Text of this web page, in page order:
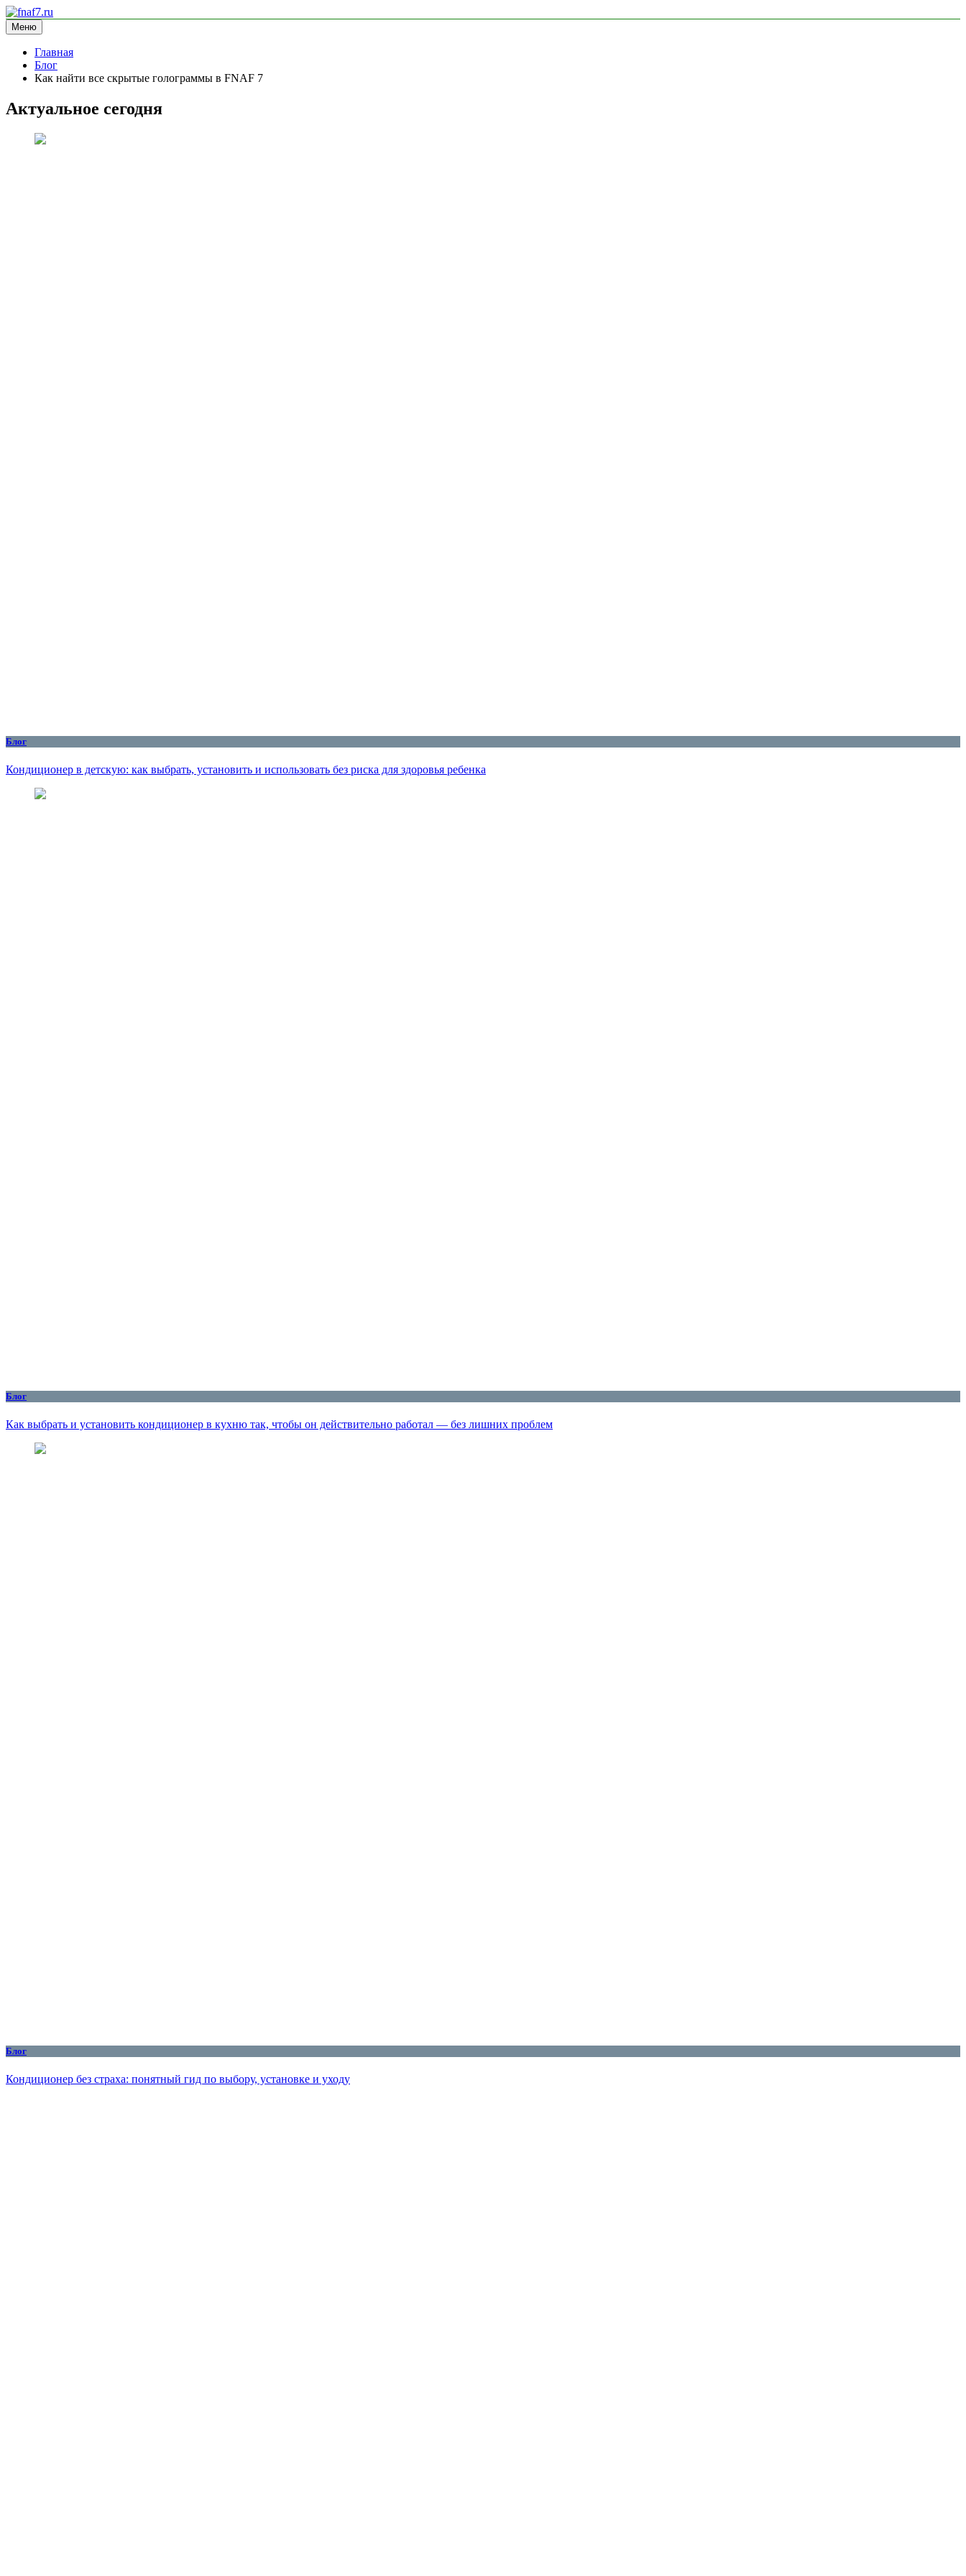
Перейти
к
содержимому
fnaf7.ru
информационный сайт
Меню
Главная
Блог
Как найти все скрытые голограммы в FNAF 7
Актуальное сегодня
Блог
Кондиционер в детскую: как выбрать, установить и использовать без риска для здоровья ребенка
Блог
Как выбрать и установить кондиционер в кухню так, чтобы он действительно работал — без лишних проблем
Блог
Кондиционер без страха: понятный гид по выбору, установке и уходу